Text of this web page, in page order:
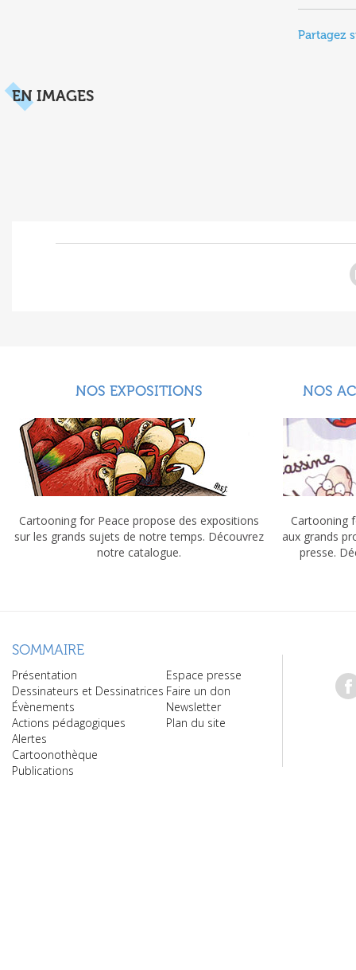
Partagez
EN IMAGES
NOS EXPOSITIONS
Cartooning for Peace propose des expositions
sur les grands sujets de notre temps. Découvrez
notre catalogue.
NOS
Cartooning
aux grands
presse.
SOMMAIRE
Présentation
Dessinateurs et Dessinatrices
Évènements
Actions pédagogiques
Alertes
Cartoonothèque
Publications
Espace presse
Faire un don
Newsletter
Plan du site